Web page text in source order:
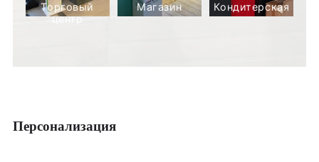
Торговый
центр
Магазин Кондитерская
Персонализация